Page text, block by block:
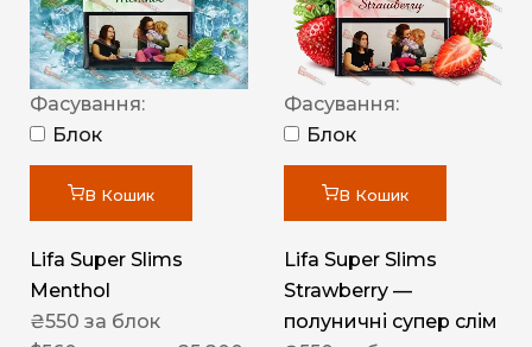
Фасування:
Блок
В Кошик
Lifa Super Slims
Menthol
₴550 за блок
Фасування:
Блок
В Кошик
Lifa Super Slims
Strawberry —
полуничні супер слім